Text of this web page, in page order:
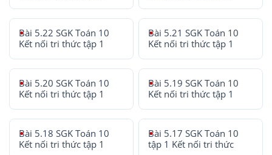
Bài 5.22 SGK Toán 10
Kết nối tri thức tập 1
Bài 5.21 SGK Toán 10
Kết nối tri thức tập 1
Bài 5.20 SGK Toán 10
Kết nối tri thức tập 1
Bài 5.19 SGK Toán 10
Kết nối tri thức tập 1
Bài 5.18 SGK Toán 10
Kết nối tri thức tập 1
Bài 5.17 SGK Toán 10
tập 1 Kết nối tri thức